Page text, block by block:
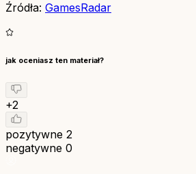
Źródła: GamesRadar
jak oceniasz ten materiał?
+2
pozytywne 2
negatywne 0